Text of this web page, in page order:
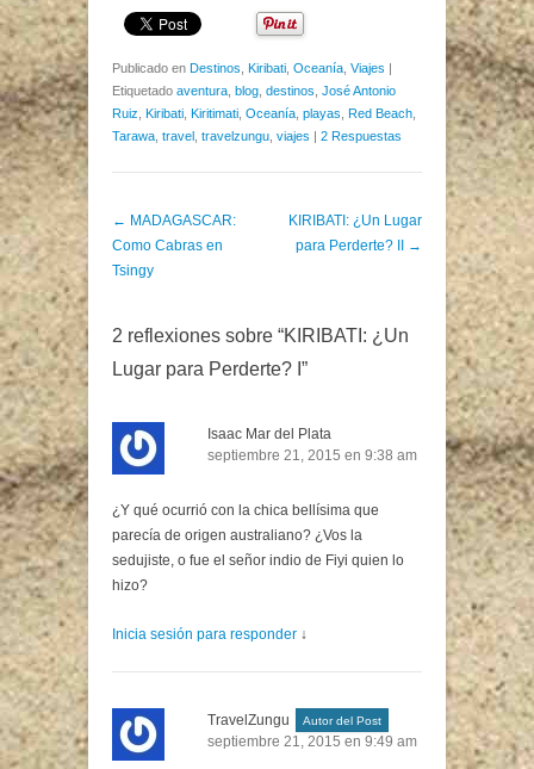
Publicado en Destinos Kiribati Oceanía Viajes |
Etiquetado aventura blog destinos José Antonio
Ruiz Kiribati Kiritimati Oceanía playas Red Beach
Tarawa travel travelzungu viajes | 2 Respuestas
Post navigation
← MADAGASCAR:
Como Cabras en
Tsingy
KIRIBATI: ¿Un Lugar
para Perderte? II
→
2 reflexiones sobre “KIRIBATI: ¿Un
Lugar para Perderte? I ”
Isaac Mar del Plata
septiembre 21, 2015 en 9:38 am
¿Y qué ocurrió con la chica bellísima que
parecía de origen australiano? ¿Vos la
sedujiste, o fue el señor indio de Fiyi quien lo
hizo?
Inicia sesión para responder ↓
TravelZungu Autor del Post
septiembre 21, 2015 en 9:49 am